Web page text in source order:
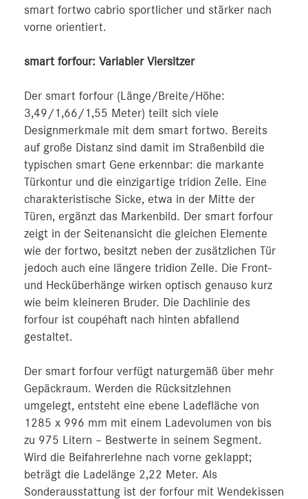
smart fortwo cabrio sportlicher und stärker nach
vorne orientiert.
smart forfour: Variabler Viersitzer
Der smart forfour (Länge/Breite/Höhe:
3,49/1,66/1,55 Meter) teilt sich viele
Designmerkmale mit dem smart fortwo. Bereits
auf große Distanz sind damit im Straßenbild die
typischen smart Gene erkennbar: die markante
Türkontur und die einzigartige tridion Zelle. Eine
charakteristische Sicke, etwa in der Mitte der
Türen, ergänzt das Markenbild. Der smart forfour
zeigt in der Seitenansicht die gleichen Elemente
wie der fortwo, besitzt neben der zusätzlichen Tür
jedoch auch eine längere tridion Zelle. Die Front-
und Hecküberhänge wirken optisch genauso kurz
wie beim kleineren Bruder. Die Dachlinie des
forfour ist coupéhaft nach hinten abfallend
gestaltet.
Der smart forfour verfügt naturgemäß über mehr
Gepäckraum. Werden die Rücksitzlehnen
umgelegt, entsteht eine ebene Ladefläche von
1285 x 996 mm mit einem Ladevolumen von bis
zu 975 Litern – Bestwerte in seinem Segment.
Wird die Beifahrerlehne nach vorne geklappt;
beträgt die Ladelänge 2,22 Meter. Als
Sonderausstattung ist der forfour mit Wendekissen